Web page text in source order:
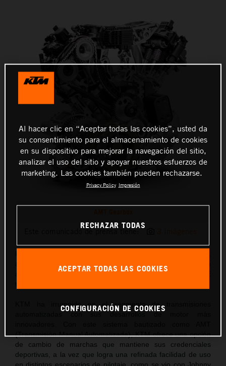
Este comunicado de prensa tiene:
automática, pero manteniendo su enfoque READY TO RACE
KTM ha irrumpido en el segmento de transmisiones
(Transmisión Manual Automatizada), KTM ofrece una opción
de cambio de marchas que mantiene sus credenciales
deportivas, a la vez que logra una refinada facilidad de uso
Al hacer clic en “Aceptar todas las cookies”, usted da
su consentimiento para el almacenamiento de cookies
en su dispositivo para mejorar la navegación del sitio,
analizar el uso del sitio y apoyar nuestros esfuerzos de
marketing. Las cookies también pueden rechazarse.
Privacy Policy Impresión
RECHAZAR TODAS
ACEPTAR TODAS LAS COOKIES
CONFIGURACIÓN DE COOKIES